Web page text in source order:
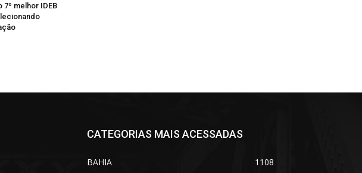
7º melhor IDEB
CATEGORIAS MAIS ACESSADAS
BAHIA
1108